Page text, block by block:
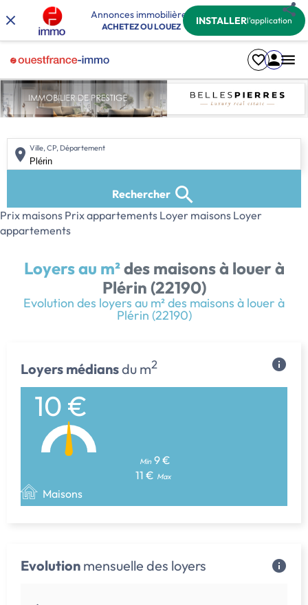
Annonces immobilières
ACHETEZ OU LOUEZ INSTALLERl'application
Ville, CP, Département
Rechercher
Prix maisons Prix appartements Loyer maisons Loyer
appartements
Loyers au m²des maisons à louerà
Plérin (22190)
Evolution des loyers au m² des maisons à louer à
Plérin (22190)
Loyers médiansdu m2
10 €
Min 9 €
11 € Max
Maisons
Evolution mensuelle des loyers